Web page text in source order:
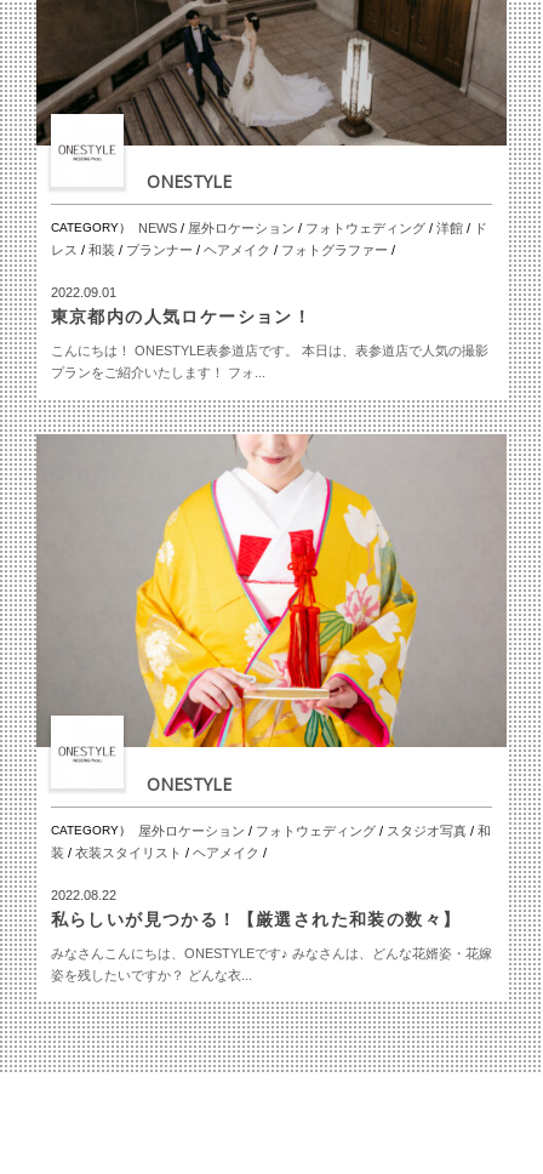
ONESTYLE
CATEGORY） NEWS/ 屋外ロケーション / フォトウェディング/ 洋館/ ド
レス / 和装 / プランナー / ヘアメイク / フォトグラファー /
2022.09.01
東京都内の人気ロケーション！
こんにちは！ ONESTYLE表参道店です。 本日は、表参道店で人気の撮影
プランをご紹介いたします！ フォ...
ONESTYLE
CATEGORY） 屋外ロケーション / フォトウェディング/ スタジオ写真 / 和
装 / 衣装スタイリスト / ヘアメイク /
2022.08.22
私らしいが見つかる！【厳選された和装の数々】
みなさんこんにちは、ONESTYLEです♪ みなさんは、どんな花婿姿・花嫁
姿を残したいですか？ どんな衣...